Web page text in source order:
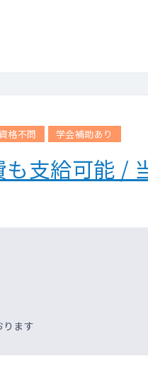
格不問 学会補助あり
支給可能 /
ます